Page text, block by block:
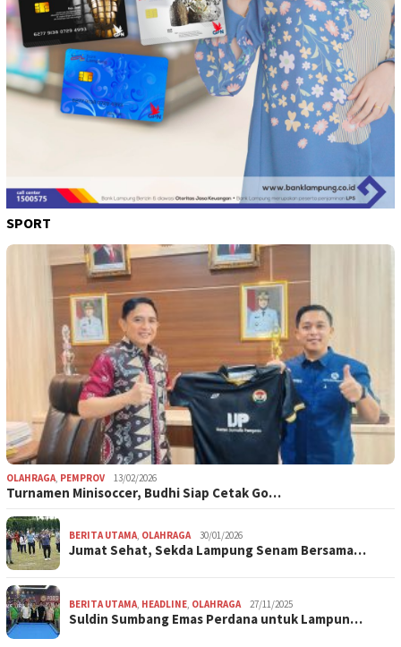
SPORT
OLAHRAGA, PEMPROV 13/02/2026
Turnamen Minisoccer, Budhi Siap Cetak Go…
BERITA UTAMA, OLAHRAGA 30/01/2026
Jumat Sehat, Sekda Lampung Senam Bersama…
BERITA UTAMA, HEADLINE, OLAHRAGA 27/11/2025
Suldin Sumbang Emas Perdana untuk Lampun…